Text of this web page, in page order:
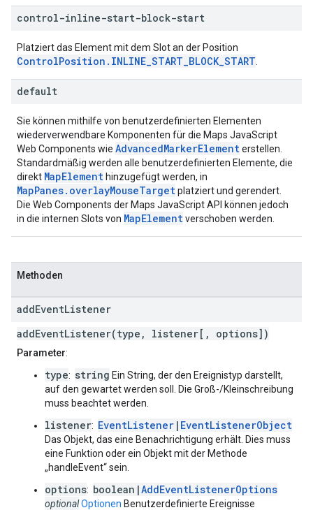
control-inline-start-block-start
Platziert das Element mit dem Slot an der Position
ControlPosition.INLINE_START_BLOCK_START
default
Sie können mithilfe von benutzerdefinierten Elementen
wiederverwendbare Komponenten für die Maps JavaScript
Web Components wie AdvancedMarkerElementerstellen.
Standardmäßig werden alle benutzerdefinierten Elemente, die
direkt MapElement hinzugefügt werden, in
MapPanes.overlayMouseTargetplatziert und gerendert.
Die Web Components der Maps JavaScript API können jedoch
in die internen Slots von MapElementverschoben werden.
Methoden
addEventListener
addEventListener(type, listener[, options])
Parameter:
type: string Ein String, der den Ereignistyp darstellt,
auf den gewartet werden soll. Die Groß-/Kleinschreibung
muss beachtet werden.
listener: EventListener | EventListenerObject
Das Objekt, das eine Benachrichtigung erhält. Dies muss
eine Funktion oder ein Objekt mit der Methode
„handleEvent“ sein.
options: boolean|AddEventListenerOptions
optionalOptionen Benutzerdefinierte Ereignisse